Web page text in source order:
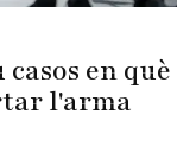
en què
l'arma